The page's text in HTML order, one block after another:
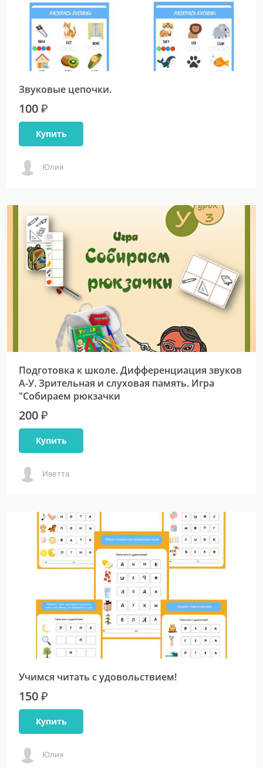
Звуковые цепочки.
100 ₽
Купить
Юлия
Подготовка к школе. Дифференциация звуков
А-У. Зрительная и слуховая память. Игра
"Собираем рюкзачки
200 ₽
Купить
Иветта
Учимся читать с удовольствием!
150 ₽
Купить
Юлия